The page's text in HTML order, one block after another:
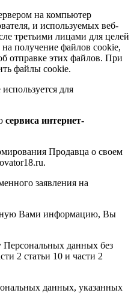
на компьютер
и используемых веб-
третьими лицами для целей
получение файлов cookie,
отправке этих файлов. При
файлы cookie.
для
сервиса интернет-
Продавца о своем
заявления на
Вами информацию, Вы
Персональных данных без
2 статьи 10 и части 2
данных, указанных